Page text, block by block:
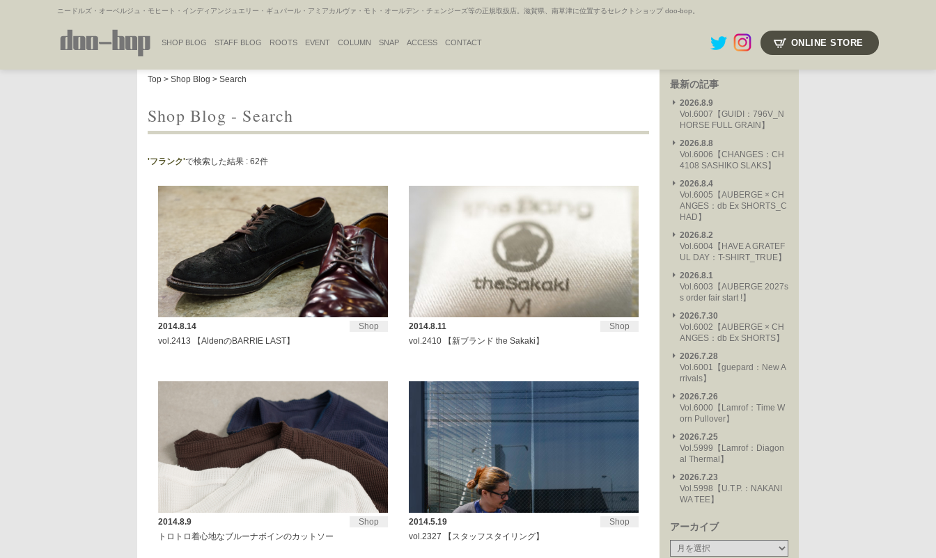
ニードルズ・オーベルジュ・モヒート・インディアンジュエリー・ギュパール・アミアカルヴァ・モト・オールデン・チェンジーズ等の正規取扱店。滋賀県、南草津に位置するセレクトショップ doo-bop。
SHOP BLOG STAFF BLOG ROOTS EVENT COLUMN SNAP ACCESS CONTACT ONLINE STORE
Top > Shop Blog > Search
Shop Blog - Search
'フランク'で検索した結果 : 62件
Shop
2014.8.14
vol.2413 【AldenのBARRIE LAST】
Shop
2014.8.11
vol.2410 【新ブランド the Sakaki】
Shop
2014.8.9
トロトロ着心地なブルーナボインのカットソー
Shop
2014.5.19
vol.2327 【スタッフスタイリング】
最新の記事
2026.8.9
Vol.6007【GUIDI：796V_N
HORSE FULL GRAIN】
2026.8.8
Vol.6006【CHANGES：CH
4108 SASHIKO SLAKS】
2026.8.4
Vol.6005【AUBERGE × CH
ANGES：db Ex SHORTS_C
HAD】
2026.8.2
Vol.6004【HAVE A GRATEF
UL DAY：T-SHIRT_TRUE】
2026.8.1
Vol.6003【AUBERGE 2027s
s order fair start !】
2026.7.30
Vol.6002【AUBERGE × CH
ANGES：db Ex SHORTS】
2026.7.28
Vol.6001【guepard：New A
rrivals】
2026.7.26
Vol.6000【Lamrof：Time W
orn Pullover】
2026.7.25
Vol.5999【Lamrof：Diagon
al Thermal】
2026.7.23
Vol.5998【U.T.P.：NAKANI
WA TEE】
アーカイブ